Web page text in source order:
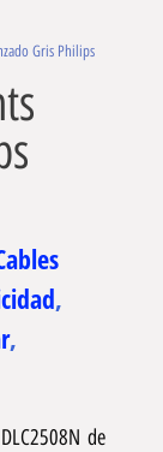
Gris Philips
,
,
de